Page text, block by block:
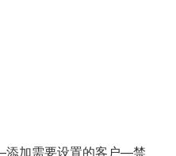
加需要设置的客户—禁